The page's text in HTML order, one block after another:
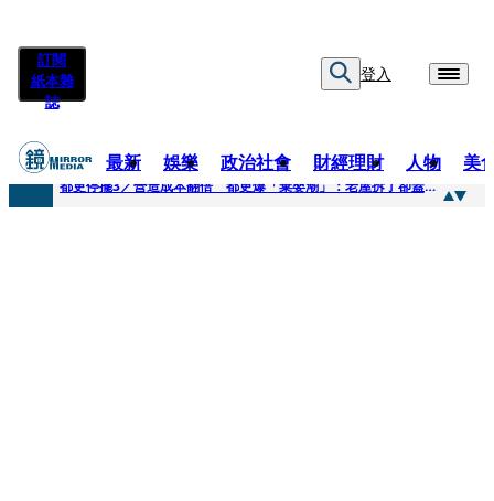
訂閱
紙本雜
誌
登入
最新 娛樂 政治社會 財經理財 人物 美
快訊
都更停擺3／營造成本翻倍 都更爆「棄嬰潮」：老屋拆了卻蓋不下去